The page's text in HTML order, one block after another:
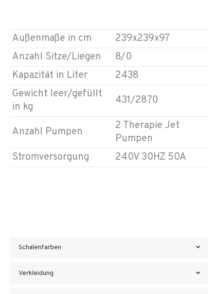
Außenmaße in cm
239x239x97
Anzahl Sitze/Liegen
8/0
Kapazität in Liter
2438
Gewicht leer/gefüllt
in kg
431/2870
Anzahl Pumpen
2 Therapie Jet
Pumpen
Stromversorgung
240V 30HZ 50A
Schalenfarben
Verkleidung